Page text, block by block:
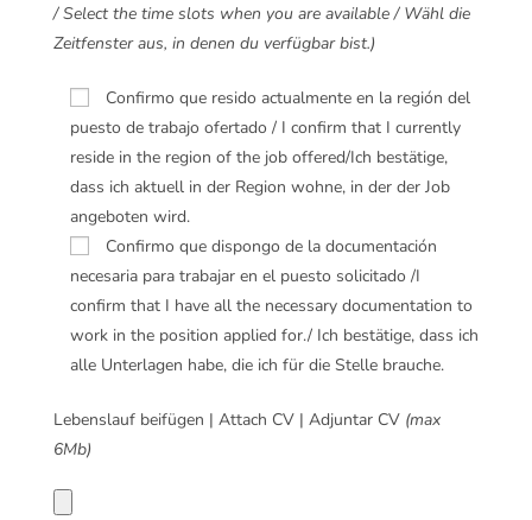
/ Select the time slots when you are available / Wähl die
Zeitfenster aus, in denen du verfügbar bist.)
Confirmo que resido actualmente en la región del
puesto de trabajo ofertado / I confirm that I currently
reside in the region of the job offered/Ich bestätige,
dass ich aktuell in der Region wohne, in der der Job
angeboten wird.
Confirmo que dispongo de la documentación
necesaria para trabajar en el puesto solicitado /I
confirm that I have all the necessary documentation to
work in the position applied for./ Ich bestätige, dass ich
alle Unterlagen habe, die ich für die Stelle brauche.
Lebenslauf beifügen | Attach CV | Adjuntar CV (max
6Mb)